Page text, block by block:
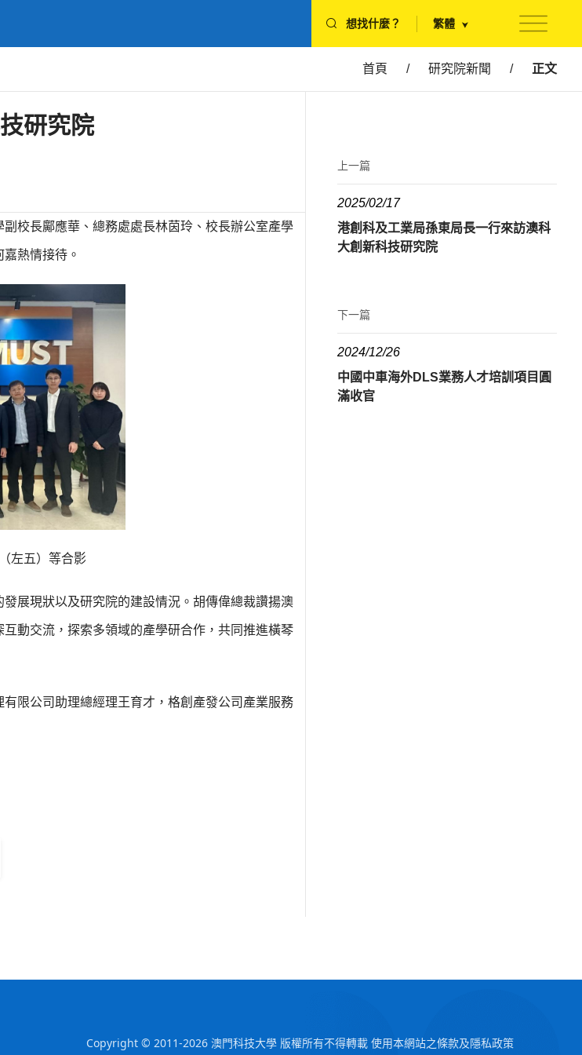
想找什麼？ 繁體
首頁 / 研究院新聞 / 正文
研究院
校長鄺應華、總務處處長林茵玲、校長辦公室產學
熱情接待。
左五）等合影
展現狀以及研究院的建設情況。胡傳偉總裁讚揚澳
動交流，探索多領域的產學研合作，共同推進橫琴
限公司助理總經理王育才，格創產發公司產業服務
上一篇
2025/02/17
港創科及工業局孫東局長一行來訪澳科
大創新科技研究院
下一篇
2024/12/26
中國中車海外DLS業務人才培訓項目圓
滿收官
Copyright © 2011-2026 澳門科技大學 版權所有不得轉載 使用本網站之條款及隱私政策